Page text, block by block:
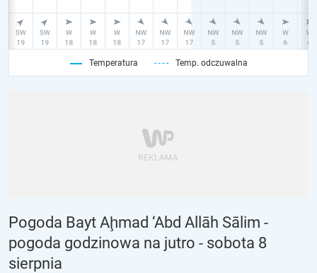
Temperatura Temp. odczuwalna
Pogoda Bayt Aḩmad ‘Abd Allāh Sālim -
pogoda godzinowa na jutro - sobota 8
sierpnia